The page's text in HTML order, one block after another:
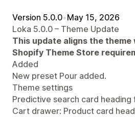
Version 5.0.0•May 15, 2026
Loka 5.0.0 – Theme Update
This update aligns the
Shopify Theme Store
Added
New preset Pour added.
Theme settings
Predictive search card
Cart drawer: Product card